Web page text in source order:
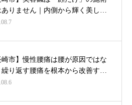
ありません｜内側から輝く美し…
崎市】慢性腰痛は腰が原因ではな
繰り返す腰痛を根本から改善す…